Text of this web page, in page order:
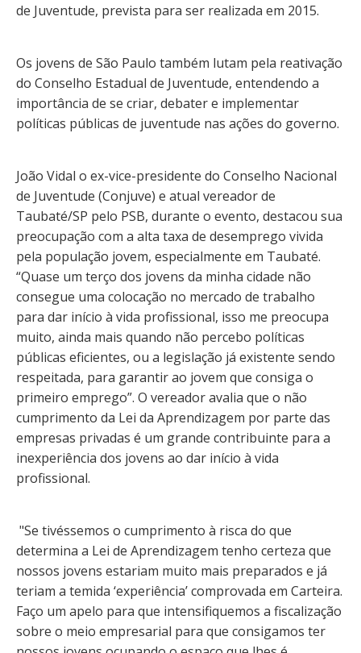
de Juventude, prevista para ser realizada em 2015.
Os jovens de São Paulo também lutam pela reativação
do Conselho Estadual de Juventude, entendendo a
importância de se criar, debater e implementar
políticas públicas de juventude nas ações do governo.
João Vidal o ex-vice-presidente do Conselho Nacional
de Juventude (Conjuve) e atual vereador de
Taubaté/SP pelo PSB, durante o evento, destacou sua
preocupação com a alta taxa de desemprego vivida
pela população jovem, especialmente em Taubaté.
“Quase um terço dos jovens da minha cidade não
consegue uma colocação no mercado de trabalho
para dar início à vida profissional, isso me preocupa
muito, ainda mais quando não percebo políticas
públicas eficientes, ou a legislação já existente sendo
respeitada, para garantir ao jovem que consiga o
primeiro emprego”. O vereador avalia que o não
cumprimento da Lei da Aprendizagem por parte das
empresas privadas é um grande contribuinte para a
inexperiência dos jovens ao dar início à vida
profissional.
"Se tivéssemos o cumprimento à risca do que
determina a Lei de Aprendizagem tenho certeza que
nossos jovens estariam muito mais preparados e já
teriam a temida ‘experiência’ comprovada em Carteira.
Faço um apelo para que intensifiquemos a fiscalização
sobre o meio empresarial para que consigamos ter